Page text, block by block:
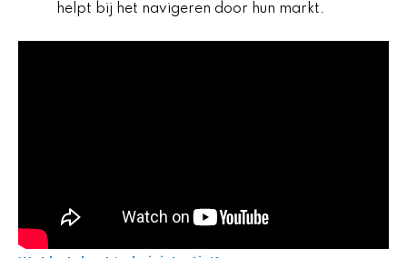
helpt bij het navigeren door hun markt.